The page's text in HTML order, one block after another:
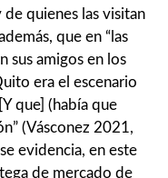
de quienes las visitan
que en “las
sus amigos en los
era el escenario
que] (había que
(Vásconez 2021,
se evidencia, en este
de mercado de